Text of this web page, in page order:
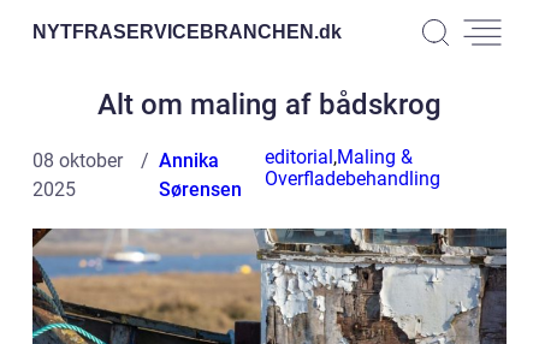
NYTFRASERVICEBRANCHEN.dk
Alt om maling af bådskrog
08 oktober
2025
Annika
Sørensen
editorial,Maling &
Overfladebehandling